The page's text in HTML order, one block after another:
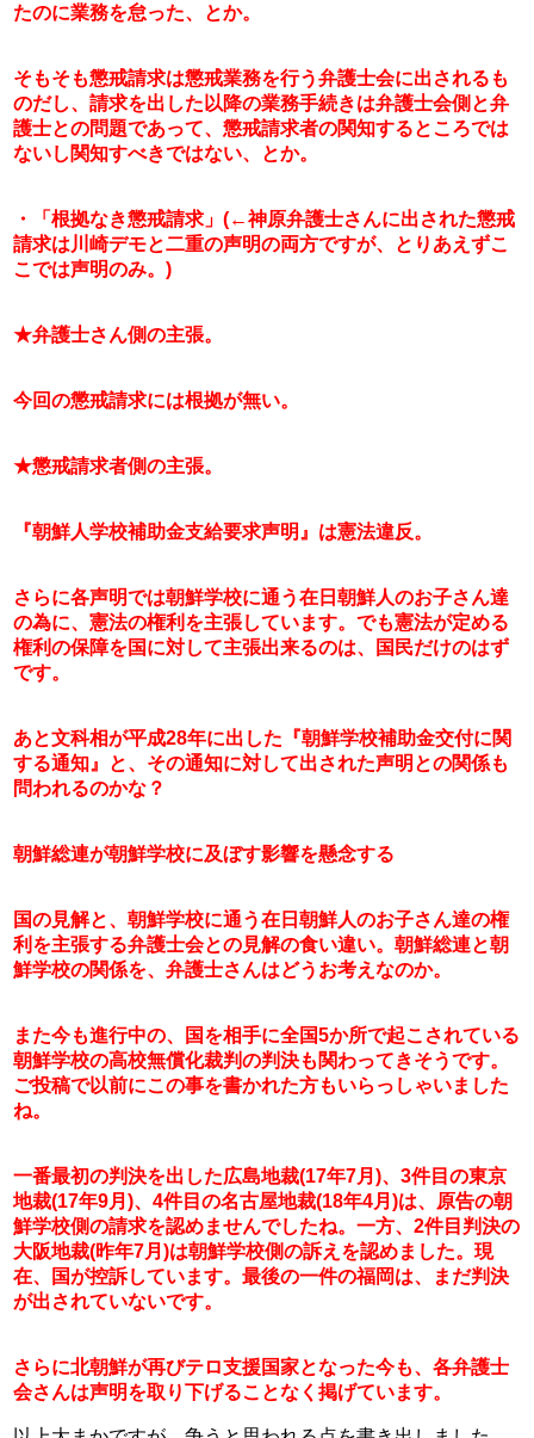
たのに業務を怠った、とか。
そもそも懲戒請求は懲戒業務を行う弁護士会に出されるも
のだし、請求を出した以降の業務手続きは弁護士会側と弁
護士との問題であって、懲戒請求者の関知するところでは
ないし関知すべきではない、とか。
・「根拠なき懲戒請求」(←神原弁護士さんに出された懲戒
請求は川崎デモと二重の声明の両方ですが、とりあえずこ
こでは声明のみ。)
★弁護士さん側の主張。
今回の懲戒請求には根拠が無い。
★懲戒請求者側の主張。
『朝鮮人学校補助金支給要求声明』は憲法違反。
さらに各声明では朝鮮学校に通う在日朝鮮人のお子さん達
の為に、憲法の権利を主張しています。でも憲法が定める
権利の保障を国に対して主張出来るのは、国民だけのはず
です。
あと文科相が平成28年に出した『朝鮮学校補助金交付に関
する通知』と、その通知に対して出された声明との関係も
問われるのかな？
朝鮮総連が朝鮮学校に及ぼす影響を懸念する
国の見解と、朝鮮学校に通う在日朝鮮人のお子さん達の権
利を主張する弁護士会との見解の食い違い。朝鮮総連と朝
鮮学校の関係を、弁護士さんはどうお考えなのか。
また今も進行中の、国を相手に全国5か所で起こされている
朝鮮学校の高校無償化裁判の判決も関わってきそうです。
ご投稿で以前にこの事を書かれた方もいらっしゃいました
ね。
一番最初の判決を出した広島地裁(17年7月)、3件目の東京
地裁(17年9月)、4件目の名古屋地裁(18年4月)は、原告の朝
鮮学校側の請求を認めませんでしたね。一方、2件目判決の
大阪地裁(昨年7月)は朝鮮学校側の訴えを認めました。現
在、国が控訴しています。最後の一件の福岡は、まだ判決
が出されていないです。
さらに北朝鮮が再びテロ支援国家となった今も、各弁護士
会さんは声明を取り下げることなく掲げています。